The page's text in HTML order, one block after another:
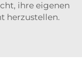
ihre eigenen
herzustellen.